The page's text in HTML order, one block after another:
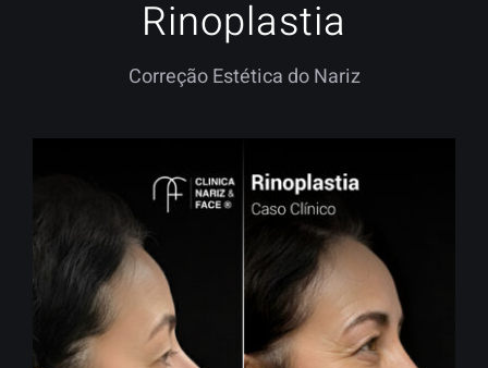
Rinoplastia
Correção Estética do Nariz